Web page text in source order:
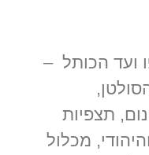
ועד הכותל –
תצפיות
מכלול